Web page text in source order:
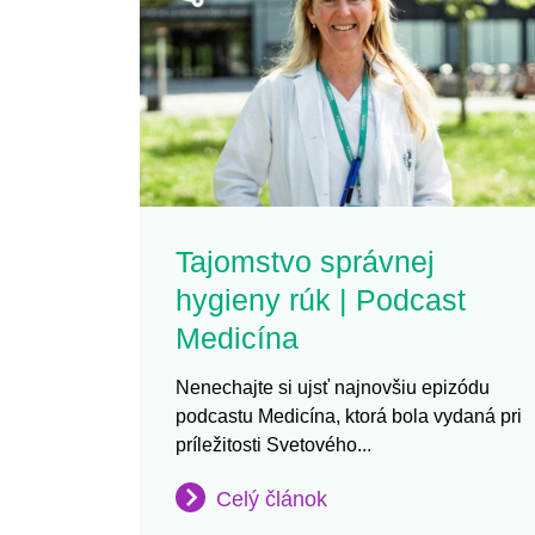
Tajomstvo správnej
hygieny rúk | Podcast
Medicína
Nenechajte si ujsť najnovšiu epizódu
podcastu Medicína, ktorá bola vydaná pri
príležitosti Svetového...
Celý článok